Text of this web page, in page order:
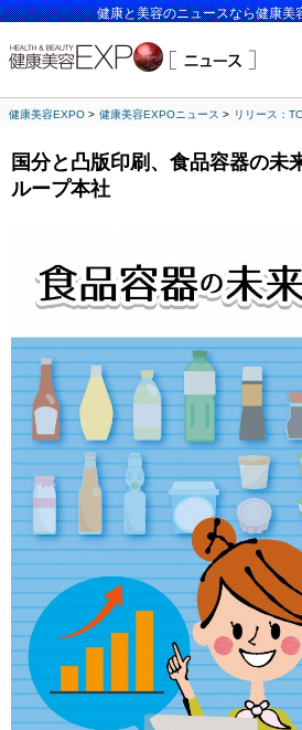
健康と美容のニュースなら健康美
健康美容EXPO 健康美容EXPOニュース リリース：
国分と凸版印刷、食品容器の未
ループ本社